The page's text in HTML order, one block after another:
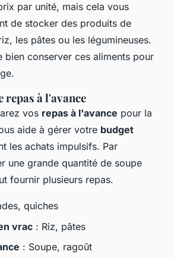
par unité, mais cela vous
de stocker des produits de
les pâtes ou les légumineuses.
bien conserver ces aliments pour
à l'avance
vos repas à l'avance pour la
aide à gérer votre budget
les achats impulsifs. Par
une grande quantité de soupe
fournir plusieurs repas.
quiches
vrac : Riz, pâtes
: Soupe, ragoût